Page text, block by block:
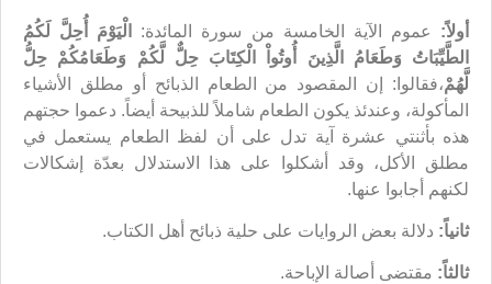
أولاً: عموم الآية الخامسة من سورة المائدة:
الْيَوْمَ أُحِلَّ لَكُمُ
الطَّيِّبَاتُ وَطَعَامُ الَّذِينَ أُوتُواْ الْكِتَابَ حِلٌّ لَّكُمْ وَطَعَامُكُمْ حِلُّ
لَّهُمْ،فقالوا: إن المقصود من الطعام الذبائح أو مطلق الأشياء
المأكولة، وعندئذ يكون الطعام شاملاً للذبيحة أيضاً. دعموا حجتهم
هذه بأثنتي عشرة آية تدل على أن لفظ الطعام يستعمل في
مطلق الأكل، وقد أشكلوا على هذا الاستدلال بعدّة إشكالات
لكنهم أجابوا عنها.
ثانياً: دلالة بعض الروايات على حلية ذبائح أهل الكتاب.
ثالثاً: مقتضى أصالة الإباحة.